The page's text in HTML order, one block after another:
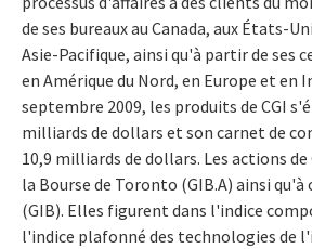
de ses bureaux au Canada, aux États-
Asie-Pacifique, ainsi qu'à partir de ses
en Amérique du Nord, en Europe et en
septembre 2009, les produits de CGI
milliards de dollars et son carnet de
10,9 milliards de dollars. Les actions
la Bourse de Toronto (GIB.A) ainsi qu'à
(GIB). Elles figurent dans l'indice
l'indice plafonné des technologies de